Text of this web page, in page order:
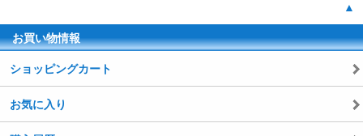
▲
お買い物情報
ショッピングカート
お気に入り